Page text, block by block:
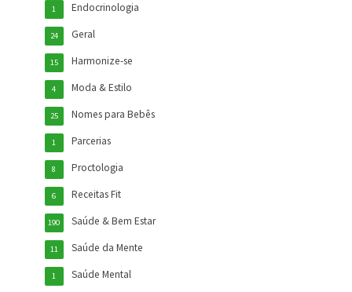
Endocrinologia
1
Geral
24
Harmonize-se
15
Moda & Estilo
4
Nomes para Bebês
25
Parcerias
1
Proctologia
8
Receitas Fit
6
Saúde & Bem Estar
190
Saúde da Mente
11
Saúde Mental
1